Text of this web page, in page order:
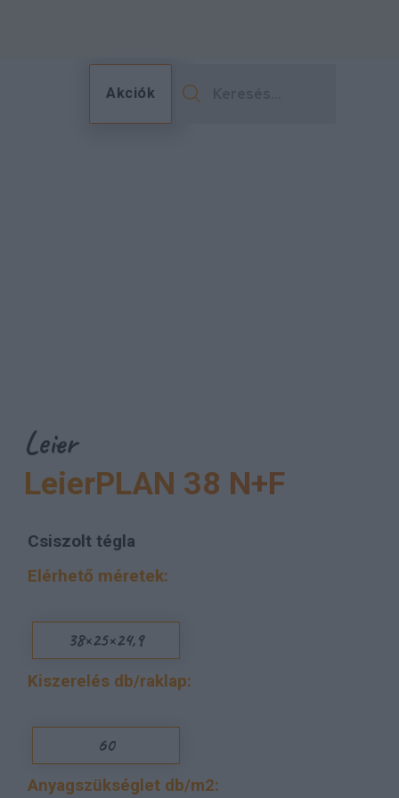
Leier
LeierPLAN 38 N+F
Csiszolt tégla
Elérhető méretek:
38×25×24,9
Kiszerelés db/raklap:
60
Anyagszükséglet db/m2:
Akciók